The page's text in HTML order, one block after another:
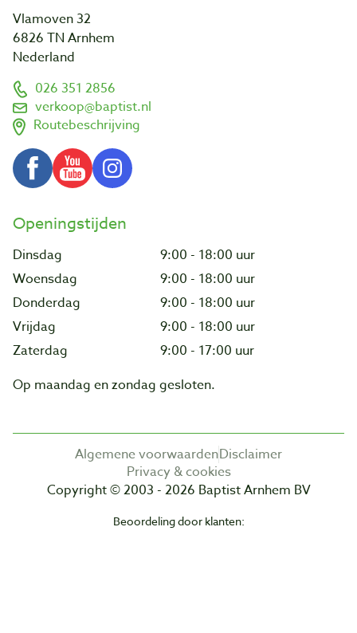
Vlamoven 32
6826 TN Arnhem
Nederland
026 351 2856
verkoop@baptist.nl
Routebeschrijving
Openingstijden
Dinsdag
9:00 - 18:00 uur
Woensdag
9:00 - 18:00 uur
Donderdag
9:00 - 18:00 uur
Vrijdag
9:00 - 18:00 uur
Zaterdag
9:00 - 17:00 uur
Op maandag en zondag gesloten.
Algemene voorwaardenDisclaimer
Privacy & cookies
Copyright © 2003 - 2026 Baptist Arnhem BV
Beoordeling door klanten: